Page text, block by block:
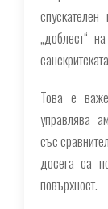
„доблест“
Това е
управлява
със
досега са
повърхност.